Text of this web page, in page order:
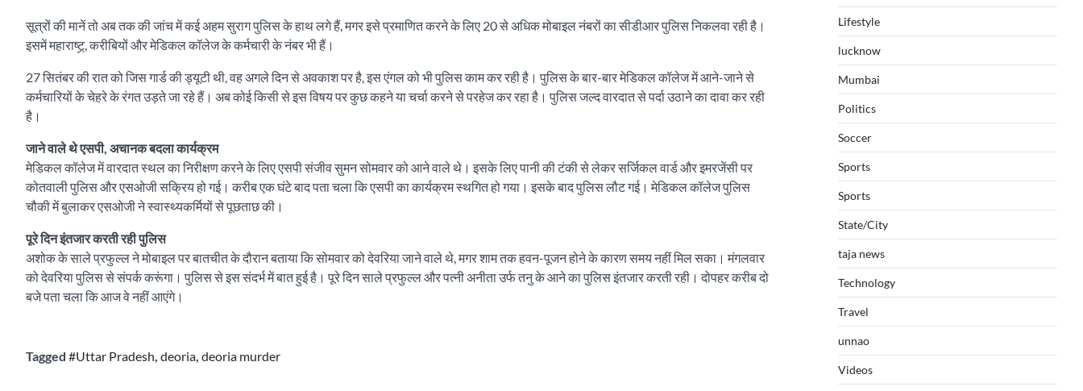
सूत्रों की मानें तो अब तक की जांच में कई अहम सुराग पुलिस के हाथ लगे हैं, मगर इसे प्रमाणित करने के लिए 20 से अधिक मोबाइल नंबरों का सीडीआर पुलिस निकलवा रही है।
इसमें महाराष्ट्र्, करीबियों और मेडिकल कॉलेज के कर्मचारी के नंबर भी हैं।
27 सितंबर की रात को जिस गार्ड की ड्यूटी थी, वह अगले दिन से अवकाश पर है, इस एंगल को भी पुलिस काम कर रही है। पुलिस के बार-बार मेडिकल कॉलेज में आने-जाने से
कर्मचारियों के चेहरे के रंगत उड़ते जा रहे हैं। अब कोई किसी से इस विषय पर कुछ कहने या चर्चा करने से परहेज कर रहा है। पुलिस जल्द वारदात से पर्दा उठाने का दावा कर रही
है।
जाने वाले थे एसपी, अचानक बदला कार्यक्रम
मेडिकल कॉलेज में वारदात स्थल का निरीक्षण करने के लिए एसपी संजीव सुमन सोमवार को आने वाले थे। इसके लिए पानी की टंकी से लेकर सर्जिकल वार्ड और इमरजेंसी पर
कोतवाली पुलिस और एसओजी सक्रिय हो गई। करीब एक घंटे बाद पता चला कि एसपी का कार्यक्रम स्थगित हो गया। इसके बाद पुलिस लौट गई। मेडिकल कॉलेज पुलिस
चौकी में बुलाकर एसओजी ने स्वास्थ्यकर्मियों से पूछताछ की।
पूरे दिन इंतजार करती रही पुलिस
अशोक के साले प्रफुल्ल ने मोबाइल पर बातचीत के दौरान बताया कि सोमवार को देवरिया जाने वाले थे, मगर शाम तक हवन-पूजन होने के कारण समय नहीं मिल सका। मंगलवार
को देवरिया पुलिस से संपर्क करूंगा। पुलिस से इस संदर्भ में बात हुई है। पूरे दिन साले प्रफुल्ल और पत्नी अनीता उर्फ तनु के आने का पुलिस इंतजार करती रही। दोपहर करीब दो
बजे पता चला कि आज वे नहीं आएंगे।
Tagged #Uttar Pradesh, deoria, deoria murder
Lifestyle
lucknow
Mumbai
Politics
Soccer
Sports
Sports
State/City
taja news
Technology
Travel
unnao
Videos